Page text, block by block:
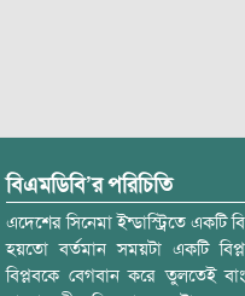
বিএমডিবি’র পরিচিতি
এদেশের সিনেমা ইন্ডাস্ট্রিতে একটি
হয়তো বর্তমান সময়টা একটি
বিপ্লবকে বেগবান করে তুলতেই